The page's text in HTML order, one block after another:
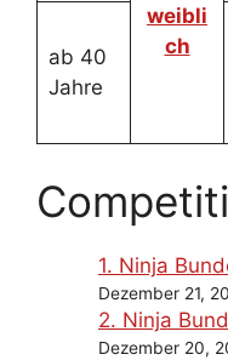
weibli
ch
ab 40
Jahre
1. Ninja
Dezember 21,
2. Ninja
Dezember 20,